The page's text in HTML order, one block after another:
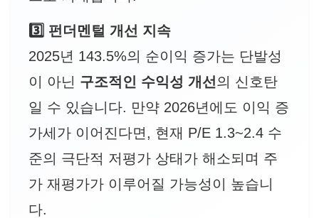
3️⃣ 펀더멘털 개선 지속
2025년 143.5%의 순이익 증가는 단발성
이 아닌 구조적인 수익성 개선의 신호탄
일 수 있습니다. 만약 2026년에도 이익 증
가세가 이어진다면, 현재 P/E 1.3~2.4 수
준의 극단적 저평가 상태가 해소되며 주
가 재평가가 이루어질 가능성이 높습니
다.